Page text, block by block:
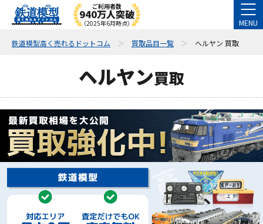
ご利用者数
940万人突破
（2025年6月時点） MENU
鉄道模型高く売れるドットコム 買取品目一覧 ヘルヤン 買取
ヘルヤン買取